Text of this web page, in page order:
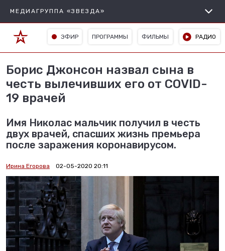
МЕДИАГРУППА «ЗВЕЗДА»
ЭФИР ПРОГРАММЫ ФИЛЬМЫ РАДИО
Борис Джонсон назвал сына в
честь вылечивших его от COVID-
19 врачей
Имя Николас мальчик получил в честь
двух врачей, спасших жизнь премьера
после заражения коронавирусом.
Ирина Егорова 02-05-2020 20:11